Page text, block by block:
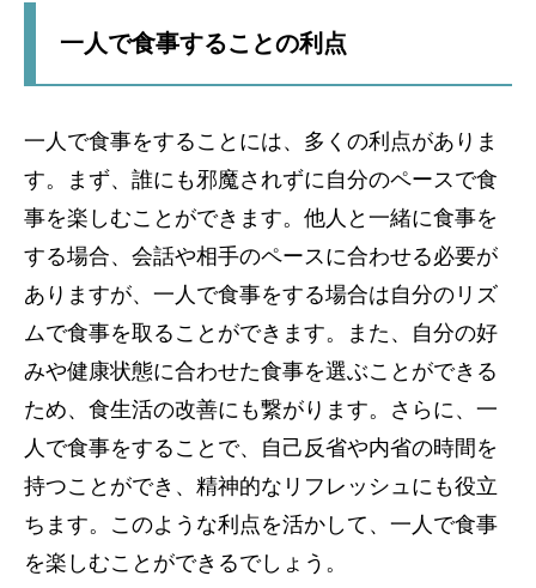
一人で食事することの利点
一人で食事をすることには、多くの利点がありま
す。まず、誰にも邪魔されずに自分のペースで食
事を楽しむことができます。他人と一緒に食事を
する場合、会話や相手のペースに合わせる必要が
ありますが、一人で食事をする場合は自分のリズ
ムで食事を取ることができます。また、自分の好
みや健康状態に合わせた食事を選ぶことができる
ため、食生活の改善にも繋がります。さらに、一
人で食事をすることで、自己反省や内省の時間を
持つことができ、精神的なリフレッシュにも役立
ちます。このような利点を活かして、一人で食事
を楽しむことができるでしょう。